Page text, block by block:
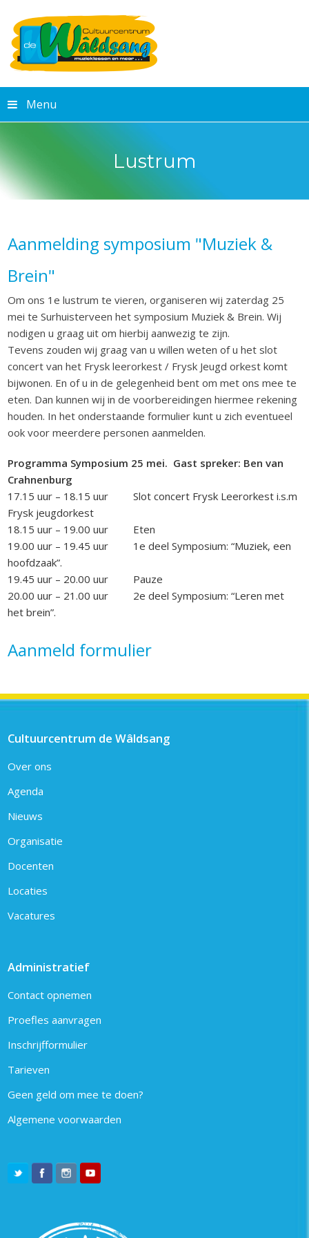
Menu
Lustrum
Aanmelding symposium "Muziek &
Brein"
Om ons 1e lustrum te vieren, organiseren wij zaterdag 25
mei te Surhuisterveen het symposium Muziek & Brein. Wij
nodigen u graag uit om hierbij aanwezig te zijn.
Tevens zouden wij graag van u willen weten of u het slot
concert van het Frysk leerorkest / Frysk Jeugd orkest komt
bijwonen. En of u in de gelegenheid bent om met ons mee te
eten. Dan kunnen wij in de voorbereidingen hiermee rekening
houden. In het onderstaande formulier kunt u zich eventueel
ook voor meerdere personen aanmelden.
Programma Symposium 25 mei. Gast spreker: Ben van
Crahnenburg
17.15 uur – 18.15 uur Slot concert Frysk Leerorkest i.s.m
Frysk jeugdorkest
18.15 uur – 19.00 uur Eten
19.00 uur – 19.45 uur 1e deel Symposium: “Muziek, een
hoofdzaak”.
19.45 uur – 20.00 uur Pauze
20.00 uur – 21.00 uur 2e deel Symposium: “Leren met
het brein”.
Aanmeld formulier
Cultuurcentrum de Wâldsang
Over ons
Agenda
Nieuws
Organisatie
Docenten
Locaties
Vacatures
Administratief
Contact opnemen
Proefles aanvragen
Inschrijfformulier
Tarieven
Geen geld om mee te doen?
Algemene voorwaarden